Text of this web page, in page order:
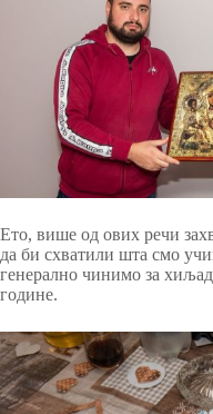
Ето, више од ових речи
да би схватили шта смо
генерално чинимо за
године.